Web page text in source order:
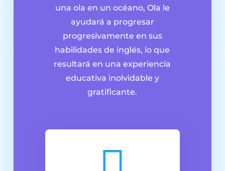
una ola en un océano, Ola le
ayudará a progresar
progresivamente en sus
habilidades de inglés, lo que
resultará en una experiencia
educativa inolvidable y
gratificante.